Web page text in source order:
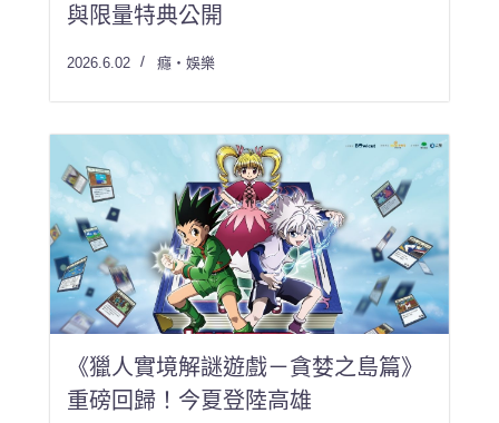
與限量特典公開
2026.6.02 癮・娛樂
《獵人實境解謎遊戲－貪婪之島篇》
重磅回歸！今夏登陸高雄